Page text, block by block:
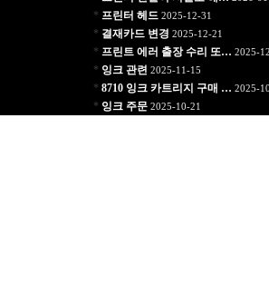
* 프린터 헤드 2025-12-31
* 결재카드 변경 2025-12-21
* 프린트 에러 출장 수리 또… 2025-
* 잉크 관련 2025-11-15
* 8710 잉크 카트리지 구매 … 2025-
* 잉크 주문2025-10-21